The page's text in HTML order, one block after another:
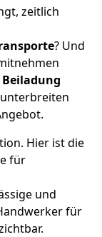
zeitlich
? Und
Beiladung
Hier ist die
für
und
für